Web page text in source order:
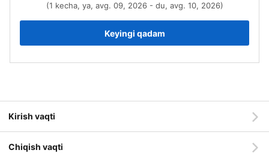
(1 kecha, ya, avg. 09, 2026 - du, avg. 10, 2026)
Keyingi qadam
Kirish vaqti
Chiqish vaqti